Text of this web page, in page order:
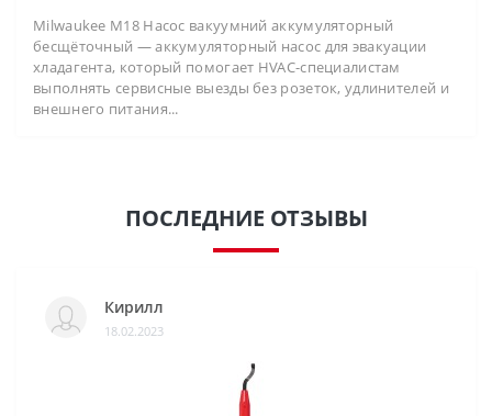
Milwaukee M18 Насос вакуумний аккумуляторный
бесщёточный — аккумуляторный насос для эвакуации
хладагента, который помогает HVAC-специалистам
выполнять сервисные выезды без розеток, удлинителей и
внешнего питания...
ПОСЛЕДНИЕ ОТЗЫВЫ
Кирилл
18.02.2023